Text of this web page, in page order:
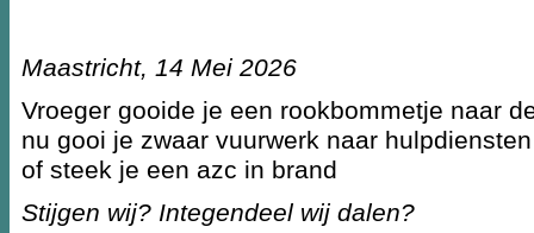
Maastricht, 14 Mei 2026
Vroeger gooide je een rookbommetje naar
nu gooi je zwaar vuurwerk naar hulpdiensten
of steek je een azc in brand
Stijgen wij? Integendeel wij dalen?